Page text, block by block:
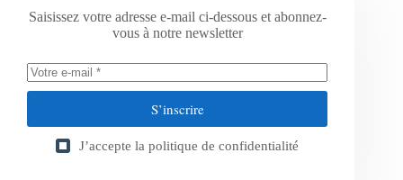
Saisissez votre adresse e-mail ci-dessous et abonnez-
vous à notre newsletter
S’inscrire
J’accepte la politique de confidentialité